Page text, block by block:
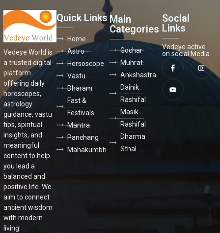
Vedeye World is
a trusted digital
platform
offering daily
horoscopes,
astrology
guidance, vastu
tips, spiritual
insights, and
meaningful
content to help
you lead a
balanced and
positive life. We
aim to connect
ancient wisdom
with modern
living.
Quick Links
Home
Astro
Horsoscope
Vastu
Dharam
Fast &
Festivals
Mantra
Panchang
Mahakumbh
Main
Categories
Gochar
Muhrat
Ankshastra
Dainik
Rashifal
Masik
Rashifal
Dharma
Sthal
Social
Links
Vedeye active
on social Media